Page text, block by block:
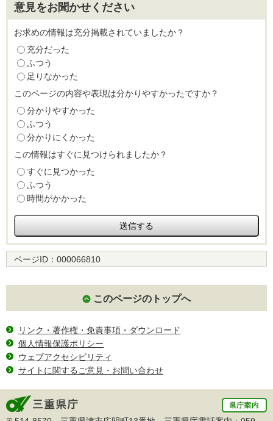
意見をお聞かせください
お求めの情報は充分掲載されていましたか？
充分だった
ふつう
足りなかった
このページの内容や表現は分かりやすかったですか？
分かりやすかった
ふつう
分かりにくかった
この情報はすぐに見つけられましたか？
すぐに見つかった
ふつう
時間がかかった
ページID： 000066810
このページのトップへ
リンク・著作権・免責事項・ダウンロード
個人情報保護ポリシー
ウェブアクセシビリティ
サイトに関するご意見・お問い合わせ